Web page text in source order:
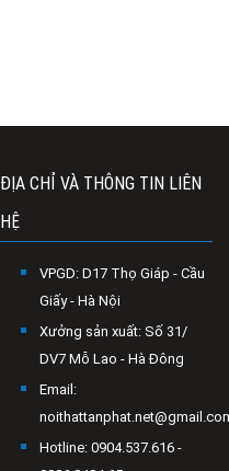
ĐỊA CHỈ VÀ THÔNG TIN LIÊN
HỆ
VPGD: D17 Thọ Giáp - Cầu
Giấy - Hà Nội
Xưởng sản xuất: Số 31/
DV7 Mỗ Lao - Hà Đông
Email:
Hotline: 0904.537.616 -